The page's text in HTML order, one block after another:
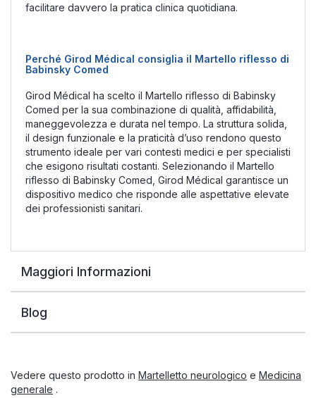
facilitare davvero la pratica clinica quotidiana.
Perché Girod Médical consiglia il Martello riflesso di
Babinsky Comed
Girod Médical ha scelto il Martello riflesso di Babinsky
Comed per la sua combinazione di qualità, affidabilità,
maneggevolezza e durata nel tempo. La struttura solida,
il design funzionale e la praticità d’uso rendono questo
strumento ideale per vari contesti medici e per specialisti
che esigono risultati costanti. Selezionando il Martello
riflesso di Babinsky Comed, Girod Médical garantisce un
dispositivo medico che risponde alle aspettative elevate
dei professionisti sanitari.
Maggiori Informazioni
Blog
Vedere questo prodotto in Martelletto neurologico e Medicina
generale .